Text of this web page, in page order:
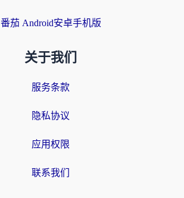
番茄 Android安卓手机版
关于我们
服务条款
隐私协议
应用权限
联系我们